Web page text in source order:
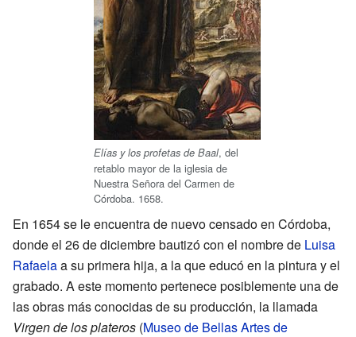
Elías y los profetas de Baal, del
retablo mayor de la iglesia de
Nuestra Señora del Carmen de
Córdoba. 1658.
En 1654 se le encuentra de nuevo censado en Córdoba,
donde el 26 de diciembre bautizó con el nombre de Luisa
Rafaelaa su primera hija, a la que educó en la pintura y el
grabado. A este momento pertenece posiblemente una de
las obras más conocidas de su producción, la llamada
Virgen de los plateros (Museo de Bellas Artes de